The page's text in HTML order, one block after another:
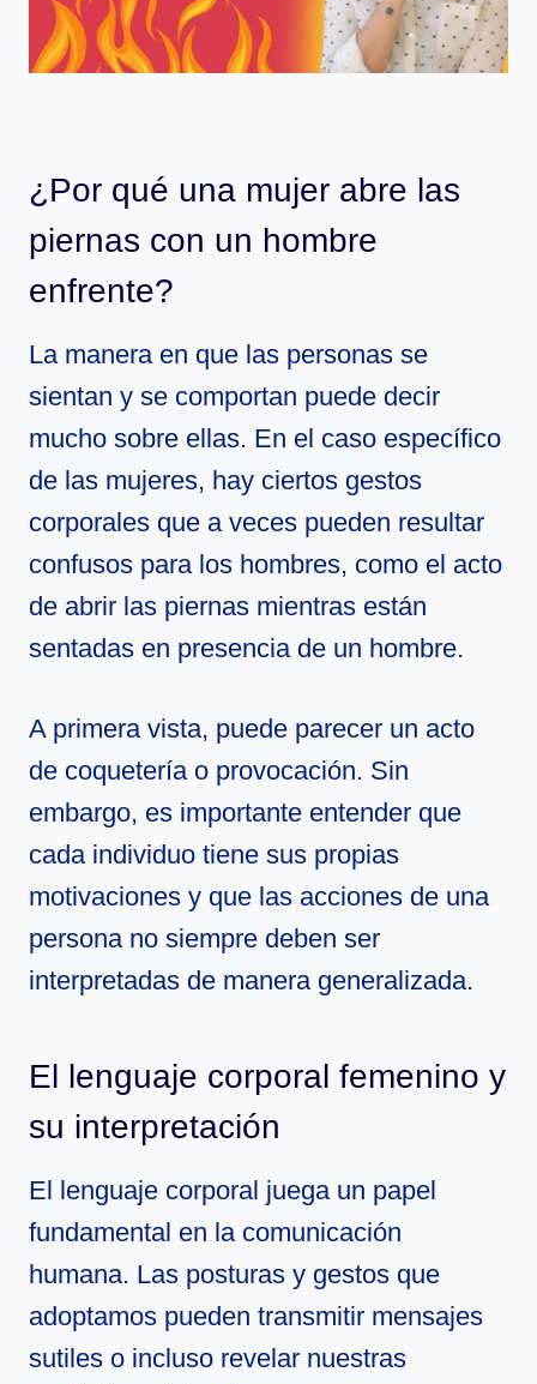
¿Por qué una mujer abre las
piernas con un hombre
enfrente?
La manera en que las personas se
sientan y se comportan puede decir
mucho sobre ellas. En el caso específico
de las mujeres, hay ciertos gestos
corporales que a veces pueden resultar
confusos para los hombres, como el acto
de abrir las piernas mientras están
sentadas en presencia de un hombre.
A primera vista, puede parecer un acto
de coquetería o provocación. Sin
embargo, es importante entender que
cada individuo tiene sus propias
motivaciones y que las acciones de una
persona no siempre deben ser
interpretadas de manera generalizada.
El lenguaje corporal femenino y
su interpretación
El lenguaje corporal juega un papel
fundamental en la comunicación
humana. Las posturas y gestos que
adoptamos pueden transmitir mensajes
sutiles o incluso revelar nuestras